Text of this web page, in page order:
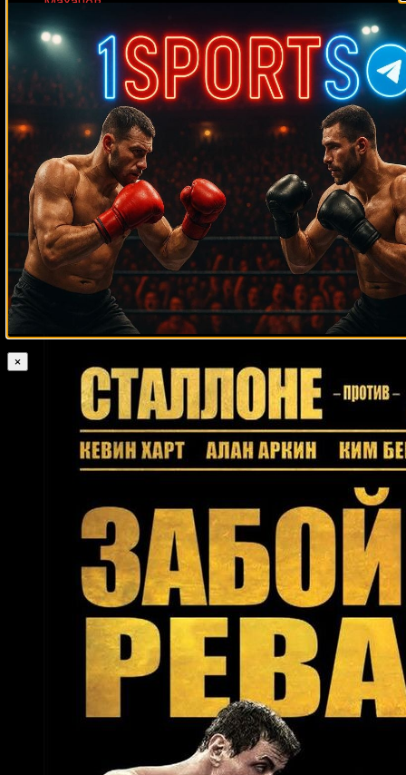
Случайные боксеры
Нил Мэгни Михаил Криволапов Карун Йарупианлерд Джой Гамаче
Джастин Гэтжи Элисео Кастильо Джои Максим Оскар
Хавьер Диас Джильберто Уильямс Кевин Брэзьер Нэйтен
Горман
Эдгар Айала Эдуардо Контрерас Брайант Дженнингс
Рики
Берд
Кит Холмс Джеймс Гэйнс Орландо Фернандес
Ричард
Салазар Ладислао Михангос Эрик Винбуш Иржи Прохазка Рауль
Пинсон Леонсио Ортис Рэй Варгас Стив Вальдес Эмилио Зарате
Чак Уэпнер Артем Фролов Рэй Лампкин Давид Кармона Кертсон
Мэнсуэлл Жан Паскаль Лаймон Брюстер
Дастин Николс Кен Нортон Гатс Ишиматс
Хулио
Сесар Чавес Ричард Холл Келвин Прайс Хани Атийо
Рикардо Кано
Нобухиро Исида Стерлинг Бенжамин
×